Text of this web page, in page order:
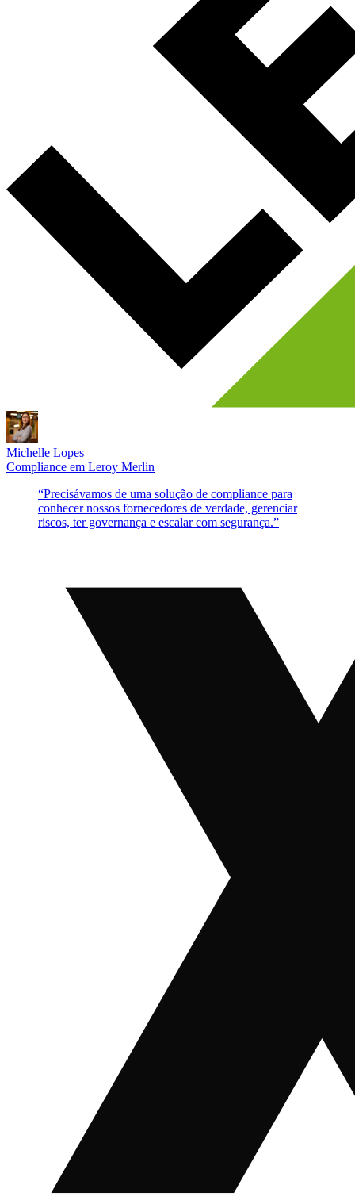
Michelle Lopes
Compliance em Leroy Merlin
“Precisávamos de uma solução de compliance para
conhecer nossos fornecedores de verdade, gerenciar
riscos, ter governança e escalar com segurança.”